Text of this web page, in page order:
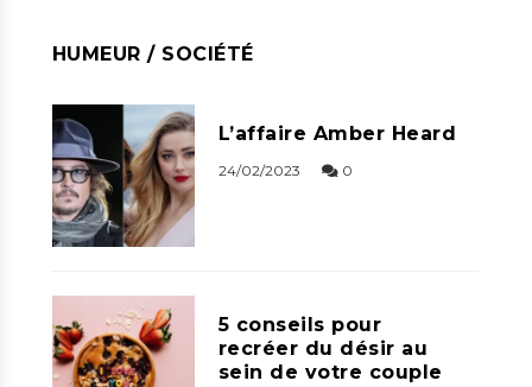
HUMEUR / SOCIÉTÉ
L’affaire Amber Heard
24/02/2023 0
5 conseils pour
recréer du désir au
sein de votre couple